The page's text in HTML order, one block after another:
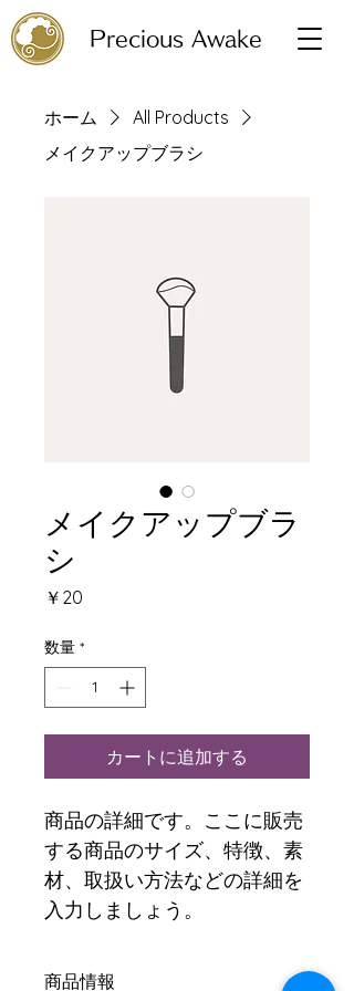
Precious Awake
ホーム
All Products
メイクアップブラシ
メイクアップブラ
シ
￥20
数量 *
カートに追加する
商品の詳細です。ここに販売
する商品のサイズ、特徴、素
材、取扱い方法などの詳細を
入力しましょう。
商品情報